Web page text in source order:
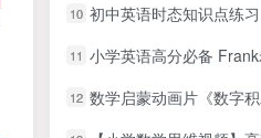
10 初中英语时态知识点练习《Orange课堂 时态填空
11 小学英语高分必备 Frank老师英语系列视频：新概念第一、二册
12 数学启蒙动画片《数字积木